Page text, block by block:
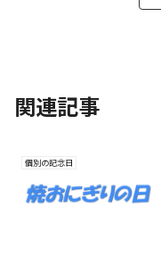
関連記事
個別の記念日